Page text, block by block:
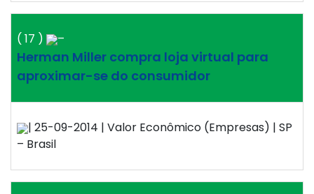
( 17 ) –
Herman Miller compra loja virtual para
aproximar-se do consumidor
| 25-09-2014 | Valor Econômico (Empresas) | SP
– Brasil